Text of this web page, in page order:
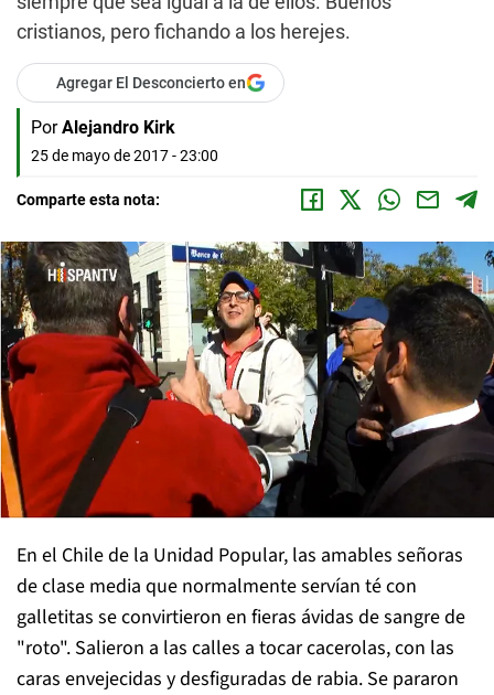
cristianos, pero fichando a los herejes.
Agregar El Desconcierto en
Por Alejandro Kirk
25 de mayo de 2017 - 23:00
Comparte esta nota:
En el Chile de la Unidad Popular, las amables señoras
de clase media que normalmente servían té con
galletitas se convirtieron en fieras ávidas de sangre de
"roto". Salieron a las calles a tocar cacerolas, con las
caras envejecidas y desfiguradas de rabia. Se pararon